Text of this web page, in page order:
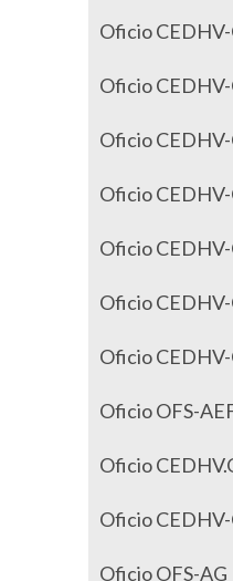
Oficio
Oficio
Oficio
Oficio
Oficio
Oficio
Oficio
Oficio OFS-
Oficio
Oficio
Oficio OFS-